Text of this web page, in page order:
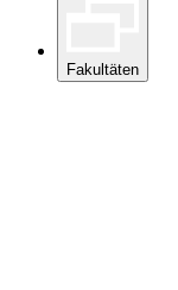
Fakultäten